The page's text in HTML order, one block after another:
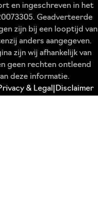
en ingeschreven in het
Geadverteerde
zijn bij een looptijd van
anders aangegeven.
zijn wij afhankelijk van
geen rechten ontleend
deze informatie.
& Legal Disclaimer